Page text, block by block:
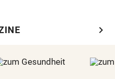
chevron_right